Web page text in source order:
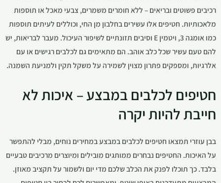
רכיבים פשוטים ובריאים – ללא חומרים משמרים, צבעי מאכל או תוספות
מלאכותיות. חטיפים אלו עשירים בחלבון מן החי, וכוללים לעיתים תוספות
כמו אומגה 3, ויטמין E וסיבים תזונתיים לשיפור העיכול. מעבר לבריאות, יש
להם טעם עשיר שכל כלב אוהב. הם מתאימים גם לכלבים רגישים או עם
אלרגיות, ומספקים פתרון מצוין לשמירה על משקל תקין ולמניעת השמנה.
חטיפים לכלבים במבצע – איכות לא
חייבת להיות יקרה
בבן עוזרי תמצאו חטיפים לכלבים במבצע במחירים נוחים, מבלי להתפשר
על האיכות. החטיפים נבחרים ממותגים מובילים ומיוצרים מרכיבים טבעיים
בלבד. כך תוכלו לפנק את הכלב שלכם מדי יום ולשמור על תקציב מאוזן.